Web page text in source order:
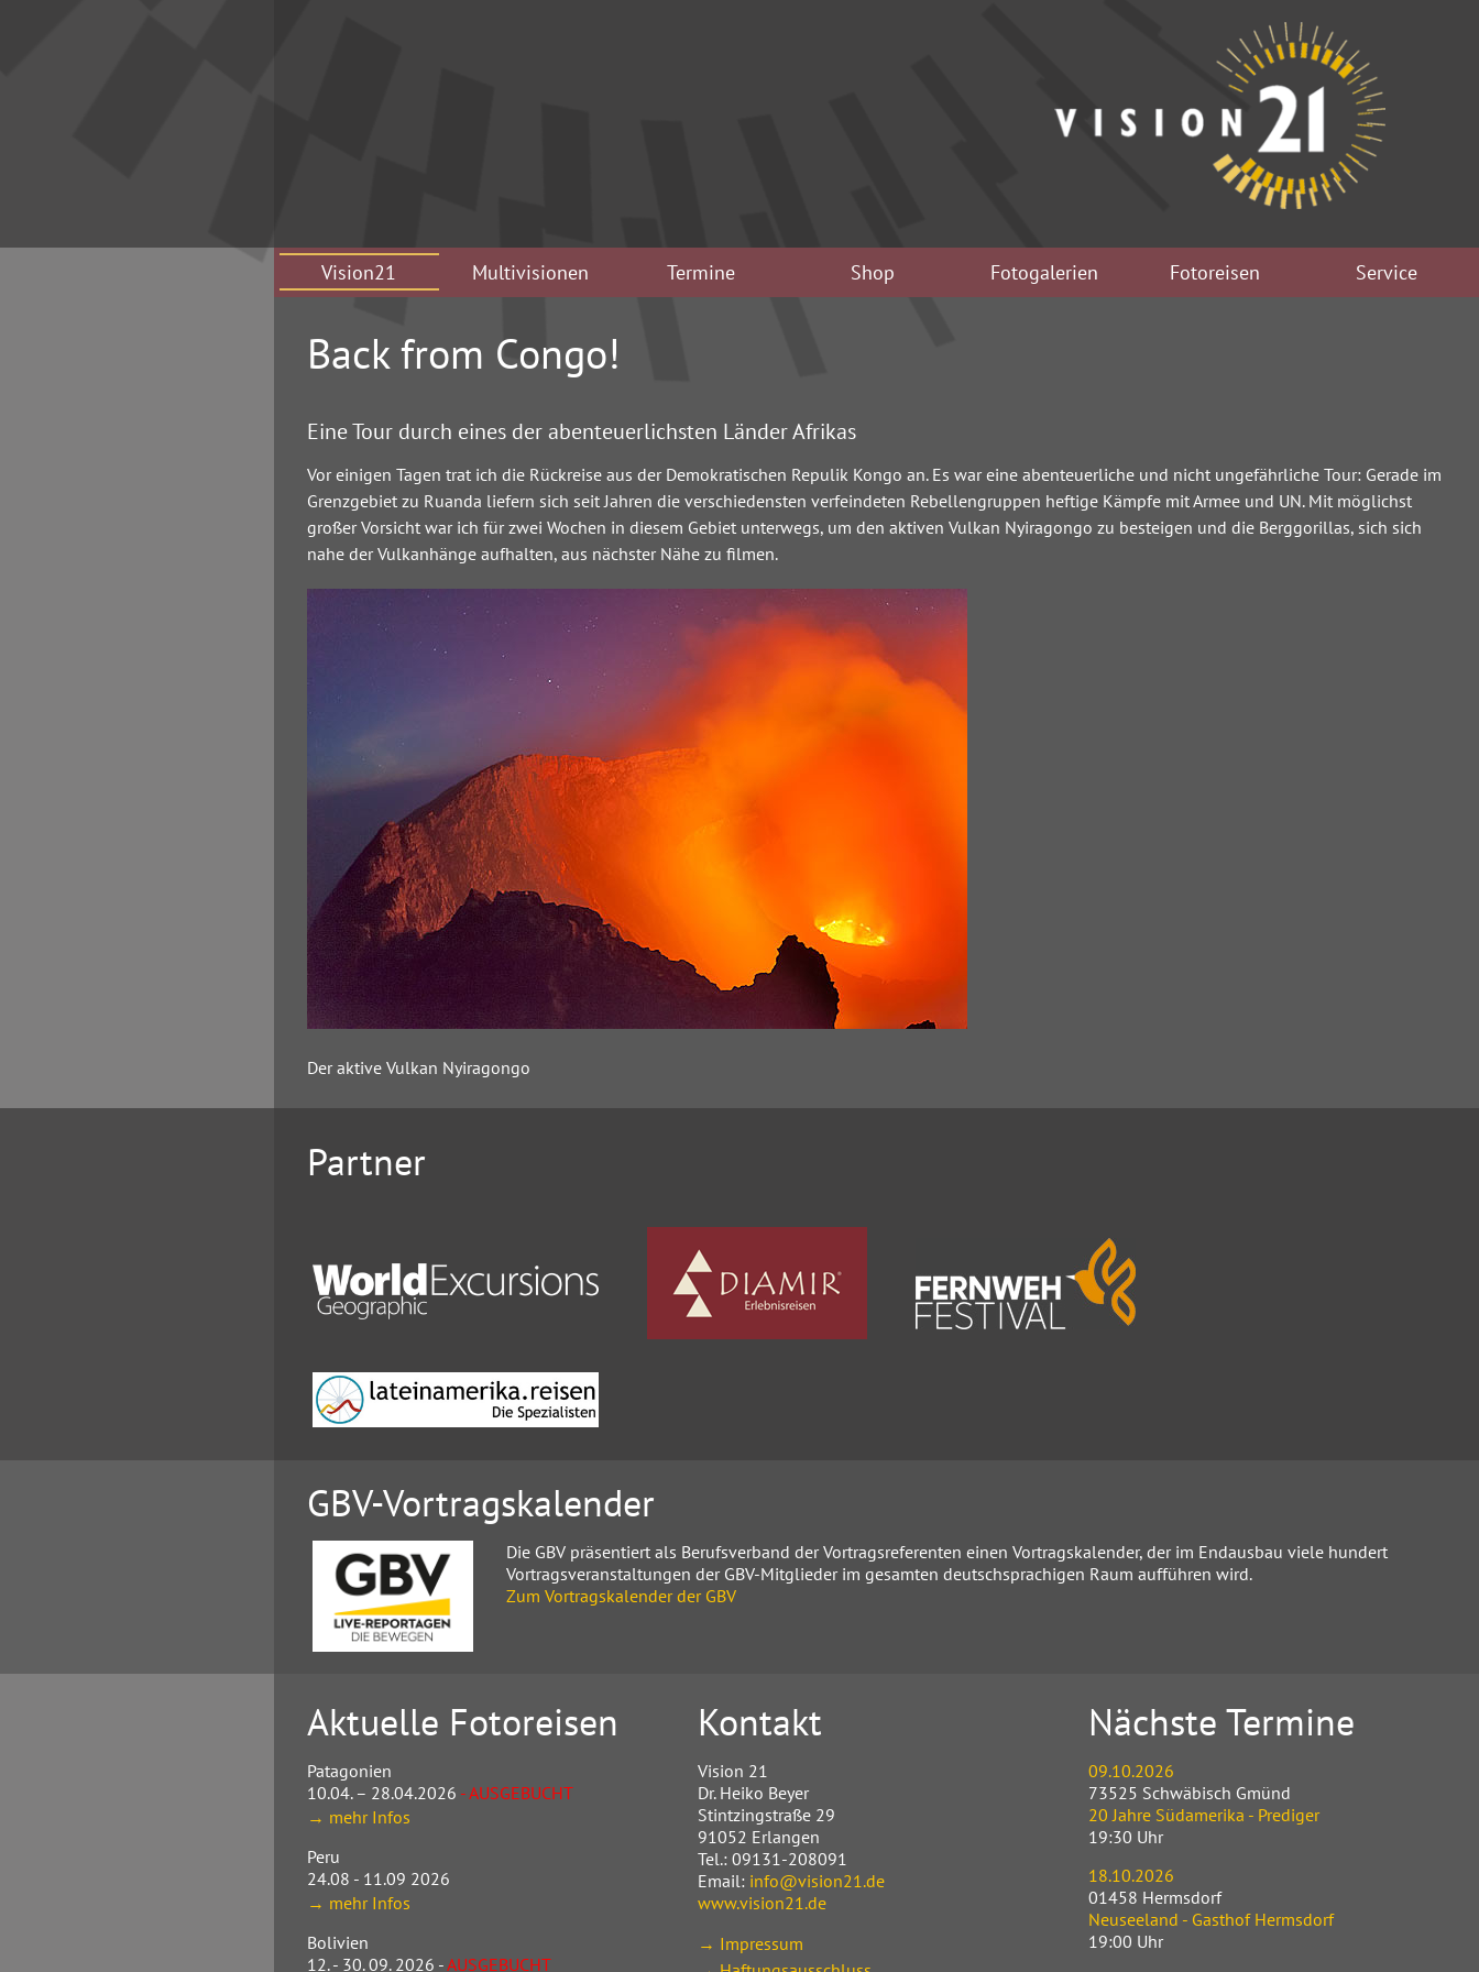
Vision21 Multivisionen Termine Shop Fotogalerien Fotoreisen Service
Back from Congo!
Eine Tour durch eines der abenteuerlichsten Länder Afrikas
Vor einigen Tagen trat ich die Rückreise aus der Demokratischen Repulik Kongo an. Es war eine abenteuerliche und nicht ungefährliche Tour: Gerade im
Grenzgebiet zu Ruanda liefern sich seit Jahren die verschiedensten verfeindeten Rebellengruppen heftige Kämpfe mit Armee und UN. Mit möglichst
großer Vorsicht war ich für zwei Wochen in diesem Gebiet unterwegs, um den aktiven Vulkan Nyiragongo zu besteigen und die Berggorillas, sich sich
nahe der Vulkanhänge aufhalten, aus nächster Nähe zu filmen.
Der aktive Vulkan Nyiragongo
Partner
GBV-Vortragskalender
Die GBV präsentiert als Berufsverband der Vortragsreferenten einen Vortragskalender, der im Endausbau viele hundert
Vortragsveranstaltungen der GBV-Mitglieder im gesamten deutschsprachigen Raum aufführen wird.
Zum Vortragskalender der GBV
Aktuelle Fotoreisen
Patagonien
10.04. – 28.04.2026 - AUSGEBUCHT
→ mehr Infos
Peru
24.08 - 11.09 2026
→ mehr Infos
Bolivien
12. - 30. 09. 2026 -AUSGEBUCHT
Kontakt
Vision 21
Dr. Heiko Beyer
Stintzingstraße 29
91052 Erlangen
Tel.: 09131-208091
Email: info@vision21.de
www.vision21.de
→ Impressum
Nächste Termine
09.10.2026
73525 Schwäbisch Gmünd
20 Jahre Südamerika - Prediger
19:30 Uhr
18.10.2026
01458 Hermsdorf
Neuseeland - Gasthof Hermsdorf
19:00 Uhr